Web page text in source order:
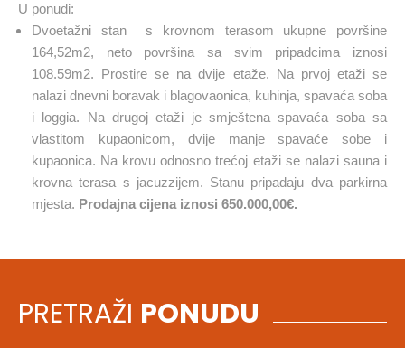
PRETRAŽI PONUDU
U ponudi:
Dvoetažni stan s krovnom terasom ukupne površine
164,52m2, neto površina sa svim pripadcima iznosi
108.59m2. Prostire se na dvije etaže. Na prvoj etaži se
nalazi dnevni boravak i blagovaonica, kuhinja, spavaća soba
i loggia. Na drugoj etaži je smještena spavaća soba sa
vlastitom kupaonicom, dvije manje spavaće sobe i
kupaonica. Na krovu odnosno trećoj etaži se nalazi sauna i
krovna terasa s jacuzzijem. Stanu pripadaju dva parkirna
mjesta. Prodajna cijena iznosi 650.000,00€.